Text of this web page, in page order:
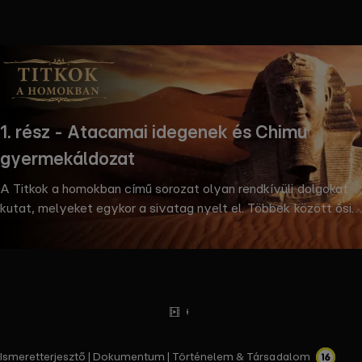
page
1. rész - Atacamai idegenek és Chimu
gyermekáldozat
A Titkok a homokban című sorozat olyan rendkívüli dolgokat
kutat, melyeket egykor a sivatag nyelt el. Többek között ősi
városok és titokzatos geológiai képződmények tárulnak fel. ©
Előzetes
Ismeretterjesztő | Dokumentum | Történelem & Társadalom ​